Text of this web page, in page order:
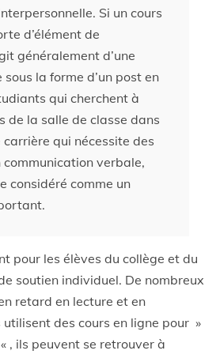
Si un cours
d’élément de
généralement d’une
la forme d’un post en
qui cherchent à
de la salle de classe dans
carrière qui nécessite des
communication verbale,
considéré comme un
pour les élèves du collège et du
soutien individuel. De nombreux
retard en lecture et en
utilisent des cours en ligne pour »
, ils peuvent se retrouver à